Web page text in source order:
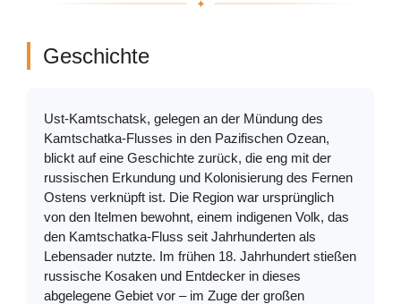
Geschichte
Ust-Kamtschatsk, gelegen an der Mündung des
Kamtschatka-Flusses in den Pazifischen Ozean,
blickt auf eine Geschichte zurück, die eng mit der
russischen Erkundung und Kolonisierung des Fernen
Ostens verknüpft ist. Die Region war ursprünglich
von den Itelmen bewohnt, einem indigenen Volk, das
den Kamtschatka-Fluss seit Jahrhunderten als
Lebensader nutzte. Im frühen 18. Jahrhundert stießen
russische Kosaken und Entdecker in dieses
abgelegene Gebiet vor – im Zuge der großen